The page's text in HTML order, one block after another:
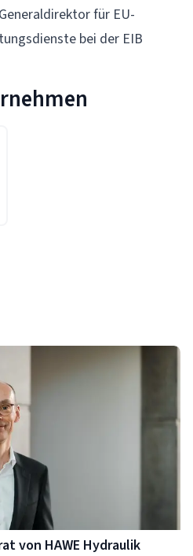
für EU-
bei der EIB
von HAWE Hydraulik